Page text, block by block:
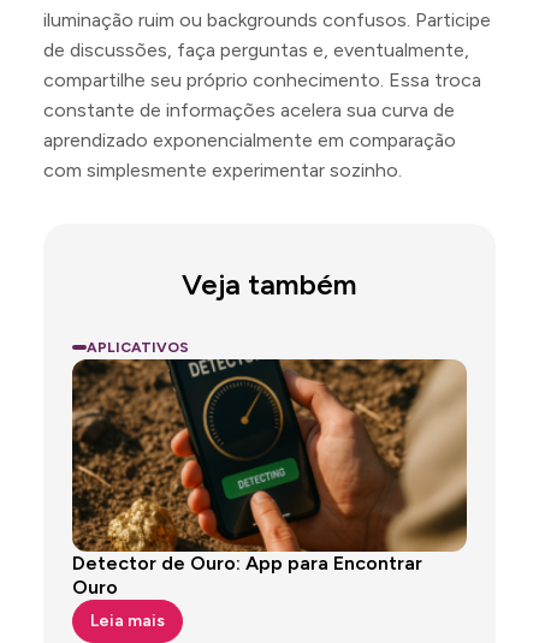
iluminação ruim ou backgrounds confusos. Participe
de discussões, faça perguntas e, eventualmente,
compartilhe seu próprio conhecimento. Essa troca
constante de informações acelera sua curva de
aprendizado exponencialmente em comparação
com simplesmente experimentar sozinho.
Veja também
APLICATIVOS
Detector de Ouro: App para Encontrar
Ouro
Leia mais